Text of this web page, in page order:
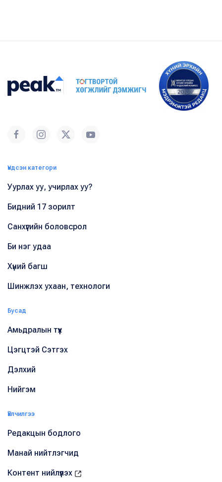
Үндсэн категори
Уурлах уу, учирлах уу?
Бидний 17 зорилт
Санхүүгийн боловсрол
Би нэг удаа
Хүний багш
Шинжлэх ухаан, технологи
Бусад
Амьдралын түүх
Цэгцтэй Сэтгэх
Дэлхий
Нийгэм
Үйлчилгээ
Редакцын бодлого
Манай нийтлэгчид
Контент нийлүүлэх